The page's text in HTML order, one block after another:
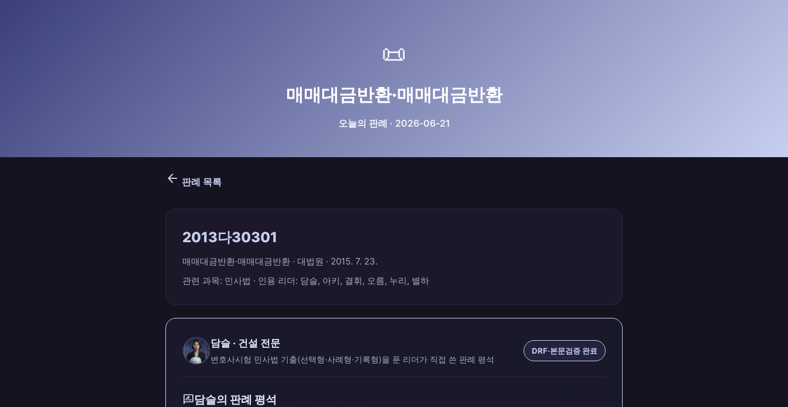
📜
매매대금반환·매매대금반환
오늘의 판례 · 2026-06-21
arrow_back 판례 목록
2013다30301
매매대금반환·매매대금반환 · 대법원 · 2015. 7. 23.
관련 과목: 민사법 · 인용 리더: 담슬, 아키, 결휘, 오름, 누리, 별하
담슬 · 건설 전문
변호사시험 민사법 기출(선택형·사례형·기록형)을 푼 리더가 직접 쓴 판례 평석
DRF·본문검증 완료
rate_review담슬의 판례 평석